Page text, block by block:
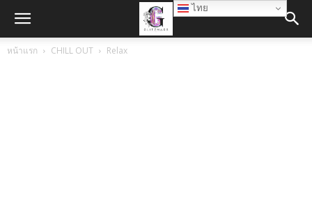
หน้าแรก CHILL OUT Relax
ไทย